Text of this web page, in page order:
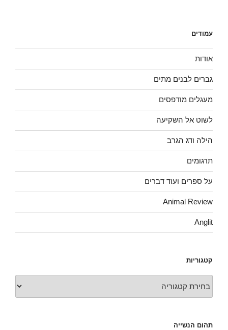
עמודים
אודות
גברים לבנים מתים
מעגלים מודפסים
לשוט אל השקיעה
הילה ודג הגרב
תרגומים
על ספרים ועוד דברים
Animal Review
Anglit
קטגוריות
תהום הנשייה